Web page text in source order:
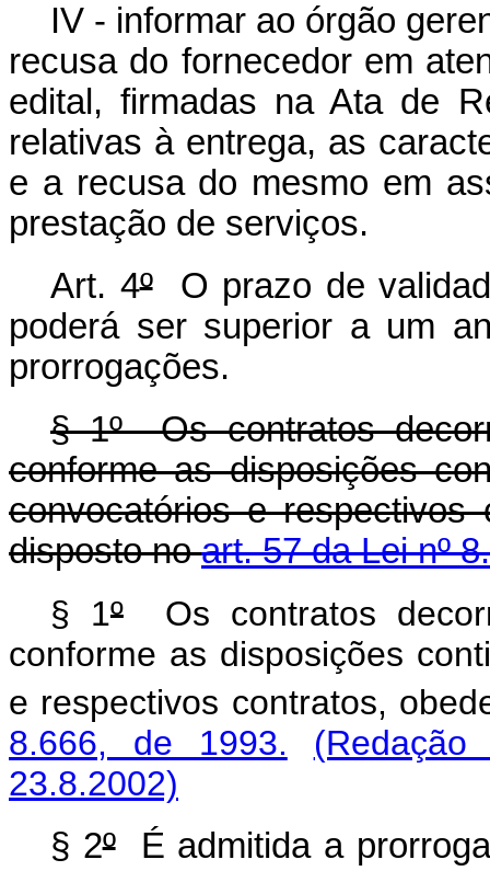
IV - informar ao órgão
recusa do fornecedor em
edital, firmadas na Ata de
relativas à entrega, as
e a recusa do mesmo em
prestação de serviços.
Art. 4ºO prazo de
poderá ser superior a um
prorrogações.
§ 1º Os contratos
conforme as disposições
convocatórios e respectivos
disposto noart. 57 da Lei nº
§ 1ºOs contratos
conforme as disposições
e respectivos contratos,
8.666, de 1993.
23.8.2002)
§ 2ºÉ admitida a